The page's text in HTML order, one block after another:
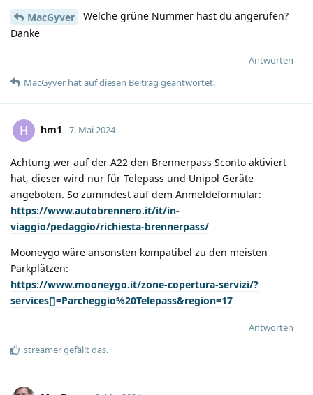
MacGyver
Welche grüne Nummer hast du angerufen?
Danke
Antworten
MacGyver hatauf diesen Beitrag geantwortet.
H hm1 7. Mai 2024
Achtung wer auf der A22 den Brennerpass Sconto aktiviert
hat, dieser wird nur für Telepass und Unipol Geräte
angeboten. So zumindest auf dem Anmeldeformular:
https://www.autobrennero.it/it/in-
viaggio/pedaggio/richiesta-brennerpass/
Mooneygo wäre ansonsten kompatibel zu den meisten
Parkplätzen:
https://www.mooneygo.it/zone-copertura-servizi/?
services[]=Parcheggio%20Telepass&region=17
Antworten
streamergefällt das.